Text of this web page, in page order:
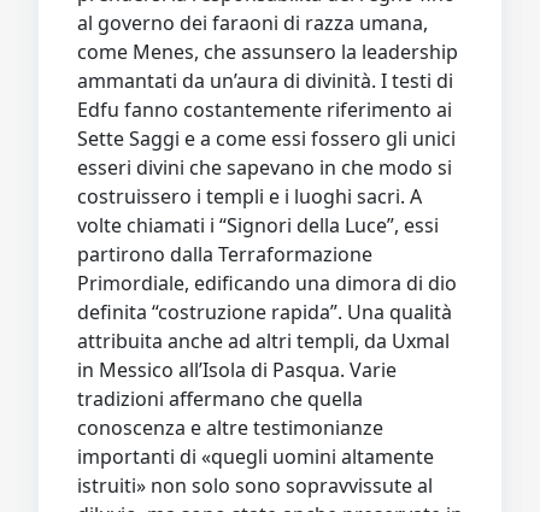
al governo dei faraoni di razza umana,
come Menes, che assunsero la leadership
ammantati da un’aura di divinità. I testi di
Edfu fanno costantemente riferimento ai
Sette Saggi e a come essi fossero gli unici
esseri divini che sapevano in che modo si
costruissero i templi e i luoghi sacri. A
volte chiamati i “Signori della Luce”, essi
partirono dalla Terraformazione
Primordiale, edificando una dimora di dio
definita “costruzione rapida”. Una qualità
attribuita anche ad altri templi, da Uxmal
in Messico all’Isola di Pasqua. Varie
tradizioni affermano che quella
conoscenza e altre testimonianze
importanti di «quegli uomini altamente
istruiti» non solo sono sopravvissute al